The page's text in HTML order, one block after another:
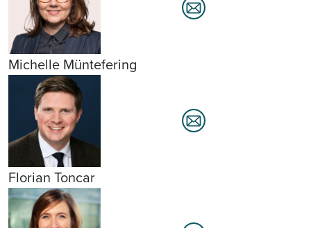
Michelle Müntefering
Florian Toncar